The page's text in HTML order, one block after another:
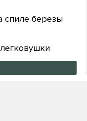
спиле березы